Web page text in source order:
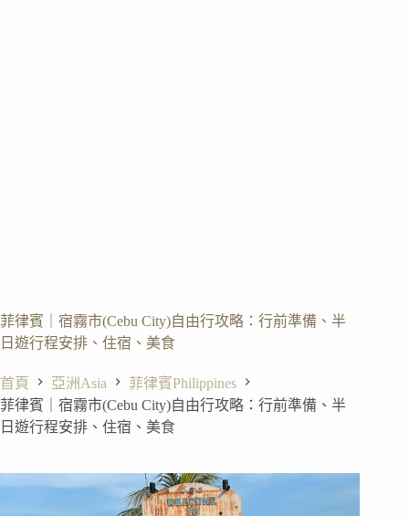
菲律賓｜宿霧市(Cebu City)自由行攻略：行前準備、半
日遊行程安排、住宿、美食
首頁 亞洲Asia
菲律賓Philippines
菲律賓｜宿霧市(Cebu City)自由行攻略：行前準備、半
日遊行程安排、住宿、美食